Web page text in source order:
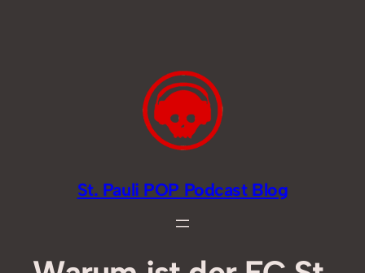
St. Pauli POP Podcast Blog